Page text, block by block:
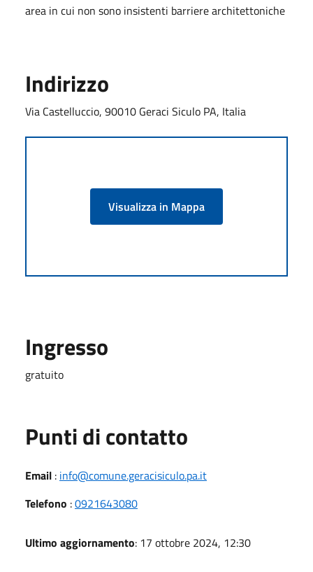
area in cui non sono insistenti barriere architettoniche
Indirizzo
Via Castelluccio, 90010 Geraci Siculo PA, Italia
Visualizza in Mappa
Ingresso
gratuito
Punti di contatto
Email : info@comune.geracisiculo.pa.it
Telefono :0921643080
Ultimo aggiornamento: 17 ottobre 2024, 12:30